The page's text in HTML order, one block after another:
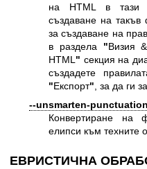
на HTML в тази
създаване на такъв
за създаване на
в раздела "Визия
HTML " секция на
създадете
"Експорт" , за да ги
--unsmarten-punctuation
Конвертиране на
елипси към техните
ЕВРИСТИЧНА